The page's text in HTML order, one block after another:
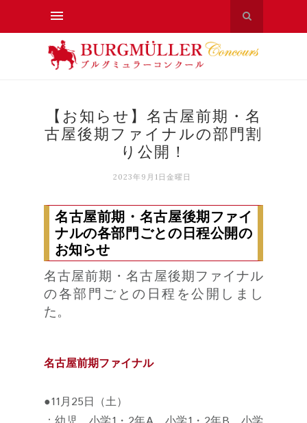
【お知らせ】名古屋前期・名
古屋後期ファイナルの部門割
り公開！
2023年9月1日金曜日
名古屋前期・名古屋後期ファイ
ナルの各部門ごとの日程公開の
お知らせ
名古屋前期・名古屋後期ファイナル
の各部門ごとの日程を公開しまし
た。
名古屋前期ファイナル
●11月25日（土）